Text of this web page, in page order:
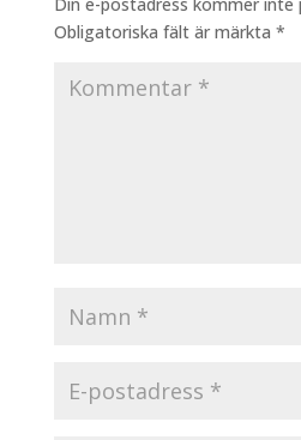
Obligatoriska fält är märkta *